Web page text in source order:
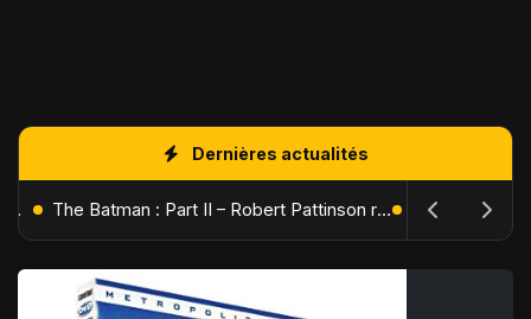
Dernières actualités
L'Âge de Glace : Le Réveil du Volcan – Manny, Sid et Diego de retour pour une aventure explosive The Batman : Part II – Robert Pattinson replonge dans les ténèbres de Gotham dès octobre 2027